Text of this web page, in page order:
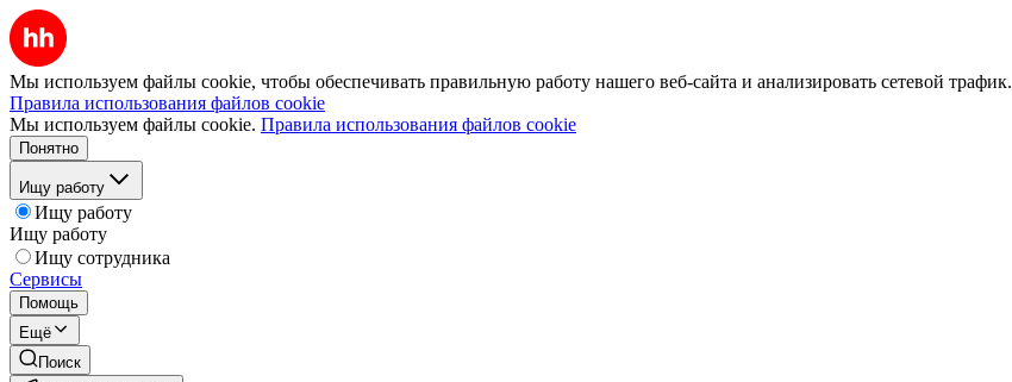
Мы используем файлы cookie, чтобы обеспечивать правильную работу нашего веб-сайта и анализировать сетевой трафик.
Правила использования файлов cookie
Мы используем файлы cookie. Правила использования файлов cookie
Понятно
Ищу работу
Ищу работу
Ищу работу
Ищу сотрудника
Сервисы
Помощь
Ещё
Поиск